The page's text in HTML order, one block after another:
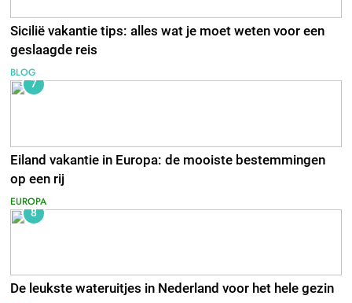
Sicilië vakantie tips: alles wat je moet weten voor een
geslaagde reis
BLOG
7
Eiland vakantie in Europa: de mooiste bestemmingen
op een rij
EUROPA
8
De leukste wateruitjes in Nederland voor het hele gezin